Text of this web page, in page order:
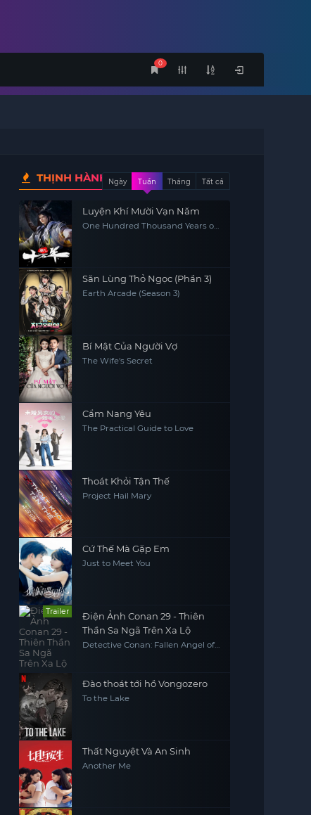
0
THỊNH HÀNHNgày Tuần Tháng Tất cả
Luyện Khí Mười Vạn Năm
One Hundred Thousand Years of
Săn Lùng Thỏ Ngọc (Phần 3)
Earth Arcade (Season 3)
Bí Mật Của Người Vợ
The Wife's Secret
Cẩm Nang Yêu
The Practical Guide to Love
Thoát Khỏi Tận Thế
Project Hail Mary
Cứ Thế Mà Gặp Em
Just to Meet You
Trailer
Điện Ảnh Conan 29 - Thiên
Thần Sa Ngã Trên Xa Lộ
Detective Conan: Fallen Angel of
Đào thoát tới hồ Vongozero
To the Lake
Thất Nguyệt Và An Sinh
Another Me